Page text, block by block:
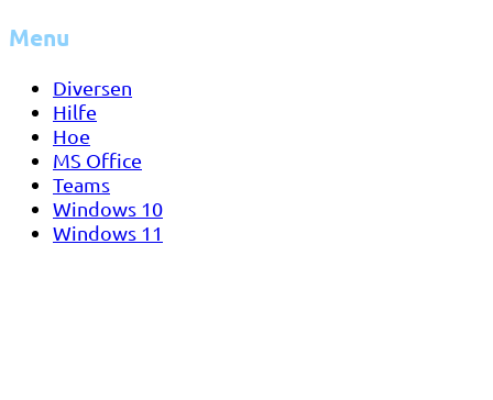
Menu
Diversen
Hilfe
Hoe
MS Office
Teams
Windows 10
Windows 11